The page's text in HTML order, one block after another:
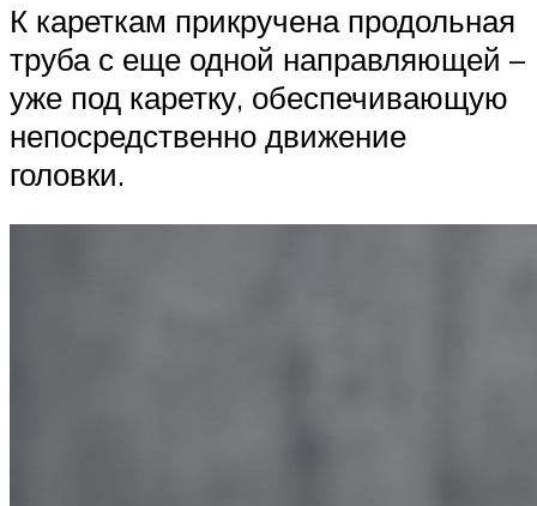
К кареткам прикручена продольная
труба с еще одной направляющей –
уже под каретку, обеспечивающую
непосредственно движение
головки.